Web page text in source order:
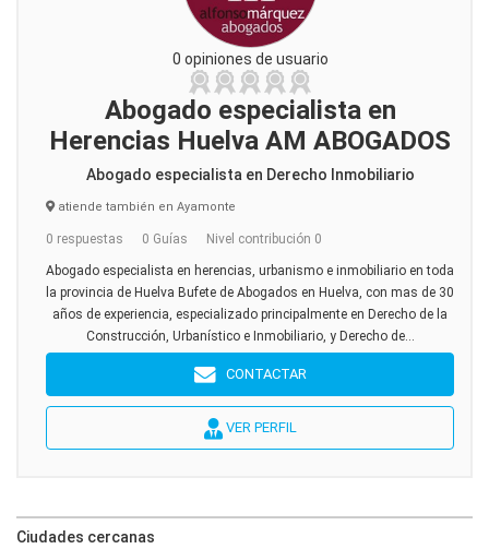
0 opiniones de usuario
Abogado especialista en
Herencias Huelva AM ABOGADOS
Abogado especialista en Derecho Inmobiliario
atiende también en Ayamonte
0 respuestas 0 Guías Nivel contribución 0
Abogado especialista en herencias, urbanismo e inmobiliario en toda
la provincia de Huelva Bufete de Abogados en Huelva, con mas de 30
años de experiencia, especializado principalmente en Derecho de la
Construcción, Urbanístico e Inmobiliario, y Derecho de...
CONTACTAR
VER PERFIL
Ciudades cercanas